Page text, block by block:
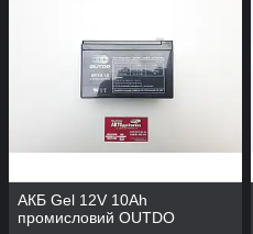
АКБ Gel 12V 10Аh
промисловий OUTDO